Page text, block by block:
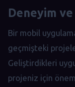
Deneyim
Bir mobil
geçmişteki
Geliştirdikleri
projeniz için